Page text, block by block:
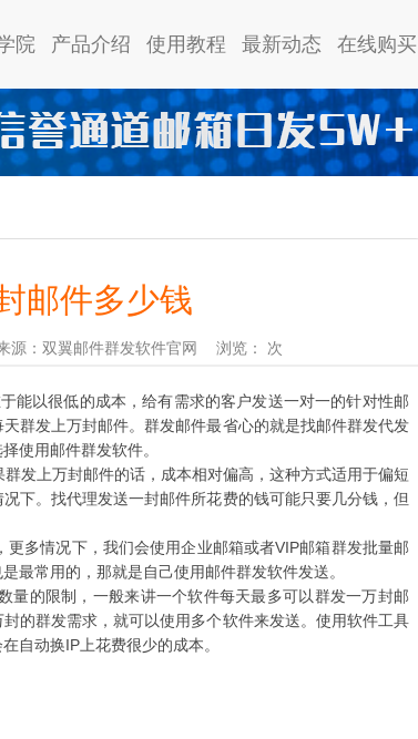
院 产品介绍 使用教程 最新动态 在线购买
邮件多少钱
源：双翼邮件群发软件官网 浏览： 次
能以很低的成本，给有需求的客户发送一对一的针对性邮
群发上万封邮件。群发邮件最省心的就是找邮件群发代发
使用邮件群发软件。
发上万封邮件的话，成本相对偏高，这种方式适用于偏短
下。找代理发送一封邮件所花费的钱可能只要几分钱，但
多情况下，我们会使用企业邮箱或者VIP邮箱群发批量邮
最常用的，那就是自己使用邮件群发软件发送。
的限制，一般来讲一个软件每天最多可以群发一万封邮
的群发需求，就可以使用多个软件来发送。使用软件工具
自动换IP上花费很少的成本。